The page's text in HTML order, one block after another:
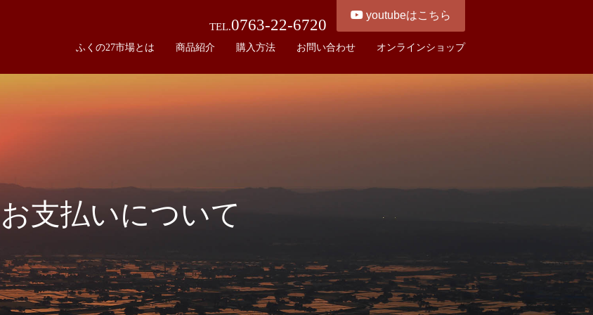
TEL.0763-22-6720
youtubeはこちら
ふくの27市場とは 商品紹介 購入方法 お問い合わせ オンラインショップ
お支払いについて